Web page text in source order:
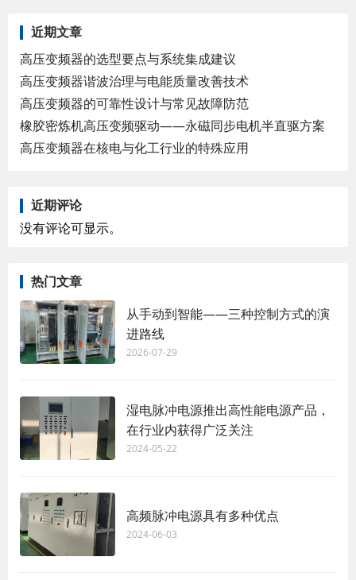
近期文章
高压变频器的选型要点与系统集成建议
高压变频器谐波治理与电能质量改善技术
高压变频器的可靠性设计与常见故障防范
橡胶密炼机高压变频驱动——永磁同步电机半直驱方案
高压变频器在核电与化工行业的特殊应用
近期评论
没有评论可显示。
热门文章
从手动到智能——三种控制方式的演
进路线
2026-07-29
湿电脉冲电源推出高性能电源产品，
在行业内获得广泛关注
2024-05-22
高频脉冲电源具有多种优点
2024-06-03